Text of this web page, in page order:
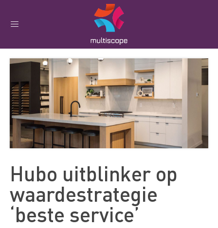
Hubo uitblinker op
waardestrategie
‘beste service’